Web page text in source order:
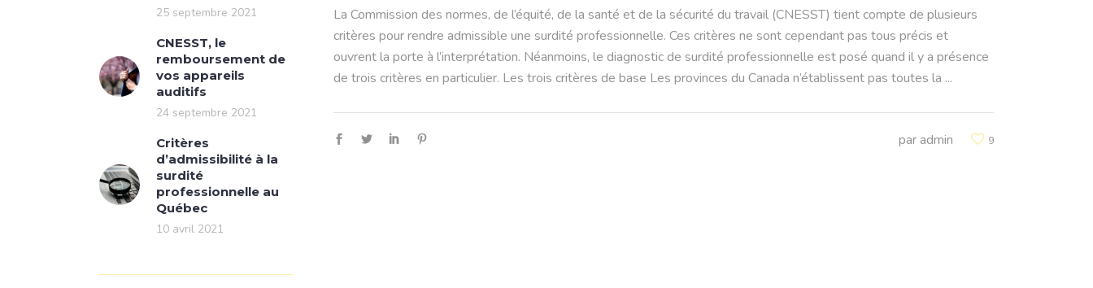
La Commission des normes, de l’équité, de la santé et de la sécurité du travail (CNESST) tient compte de plusieurs
critères pour rendre admissible une surdité professionnelle. Ces critères ne sont cependant pas tous précis et
ouvrent la porte à l’interprétation. Néanmoins, le diagnostic de surdité professionnelle est posé quand il y a présence
de trois critères en particulier. Les trois critères de base Les provinces du Canada n’établissent pas toutes la
paradmin 9
25 septembre 2021
CNESST, le
remboursement de
vos appareils
auditifs
24 septembre 2021
Critères
d’admissibilité à la
surdité
professionnelle au
Québec
10 avril 2021